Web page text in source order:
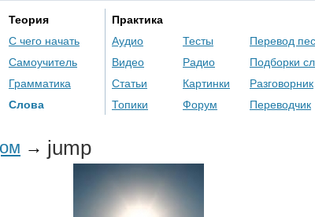
Теория
С чего начать
Самоучитель
Грамматика
Слова
Практика
Аудио
Видео
Статьи
Топики
Тесты
Радио
Картинки
Форум
Перевод
Подборки
Разговорник
Переводчик
→ jump